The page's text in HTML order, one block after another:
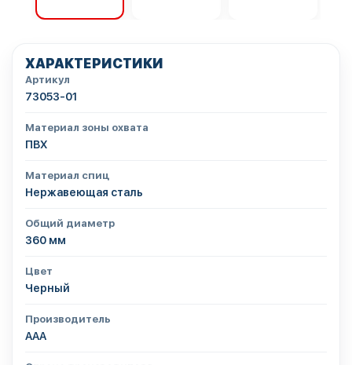
ХАРАКТЕРИСТИКИ
Артикул
73053-01
Материал зоны охвата
ПВХ
Материал спиц
Нержавеющая сталь
Общий диаметр
360 мм
Цвет
Черный
Производитель
AAA